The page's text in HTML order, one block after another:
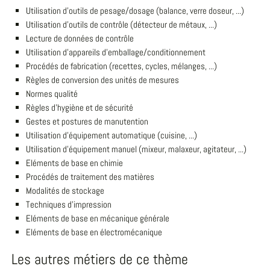
Utilisation d'outils de pesage/dosage (balance, verre doseur, ...)
Utilisation d'outils de contrôle (détecteur de métaux, ...)
Lecture de données de contrôle
Utilisation d'appareils d'emballage/conditionnement
Procédés de fabrication (recettes, cycles, mélanges, ...)
Règles de conversion des unités de mesures
Normes qualité
Règles d'hygiène et de sécurité
Gestes et postures de manutention
Utilisation d'équipement automatique (cuisine, ...)
Utilisation d'équipement manuel (mixeur, malaxeur, agitateur, ...)
Eléments de base en chimie
Procédés de traitement des matières
Modalités de stockage
Techniques d'impression
Eléments de base en mécanique générale
Eléments de base en électromécanique
Les autres métiers de ce thème